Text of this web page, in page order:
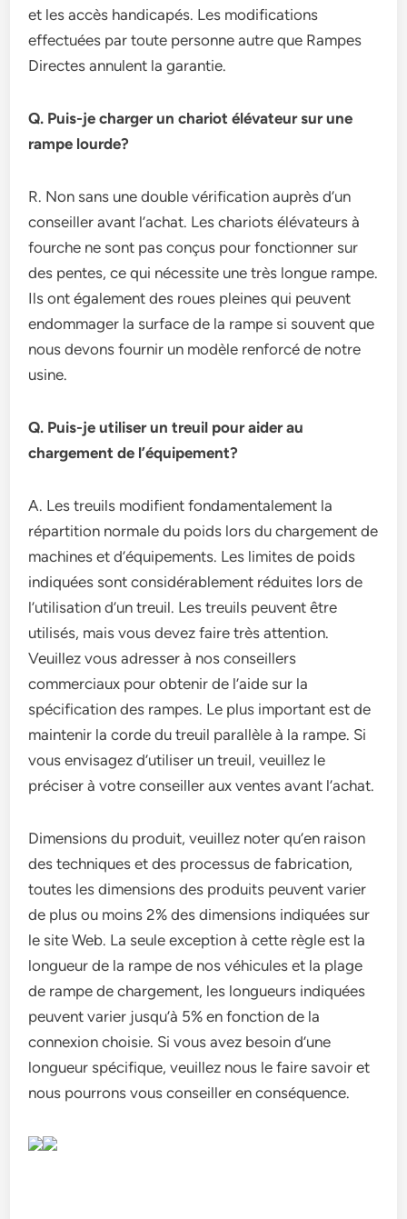
et les accès handicapés. Les modifications
effectuées par toute personne autre que Rampes
Directes annulent la garantie.
Q. Puis-je charger un chariot élévateur sur une
rampe lourde?
R. Non sans une double vérification auprès d’un
conseiller avant l’achat. Les chariots élévateurs à
fourche ne sont pas conçus pour fonctionner sur
des pentes, ce qui nécessite une très longue rampe.
Ils ont également des roues pleines qui peuvent
endommager la surface de la rampe si souvent que
nous devons fournir un modèle renforcé de notre
usine.
Q. Puis-je utiliser un treuil pour aider au
chargement de l’équipement?
A. Les treuils modifient fondamentalement la
répartition normale du poids lors du chargement de
machines et d’équipements. Les limites de poids
indiquées sont considérablement réduites lors de
l’utilisation d’un treuil. Les treuils peuvent être
utilisés, mais vous devez faire très attention.
Veuillez vous adresser à nos conseillers
commerciaux pour obtenir de l’aide sur la
spécification des rampes. Le plus important est de
maintenir la corde du treuil parallèle à la rampe. Si
vous envisagez d’utiliser un treuil, veuillez le
préciser à votre conseiller aux ventes avant l’achat.
Dimensions du produit, veuillez noter qu’en raison
des techniques et des processus de fabrication,
toutes les dimensions des produits peuvent varier
de plus ou moins 2% des dimensions indiquées sur
le site Web. La seule exception à cette règle est la
longueur de la rampe de nos véhicules et la plage
de rampe de chargement, les longueurs indiquées
peuvent varier jusqu’à 5% en fonction de la
connexion choisie. Si vous avez besoin d’une
longueur spécifique, veuillez nous le faire savoir et
nous pourrons vous conseiller en conséquence.